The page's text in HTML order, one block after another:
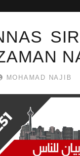
MOHAMAD NAJIB